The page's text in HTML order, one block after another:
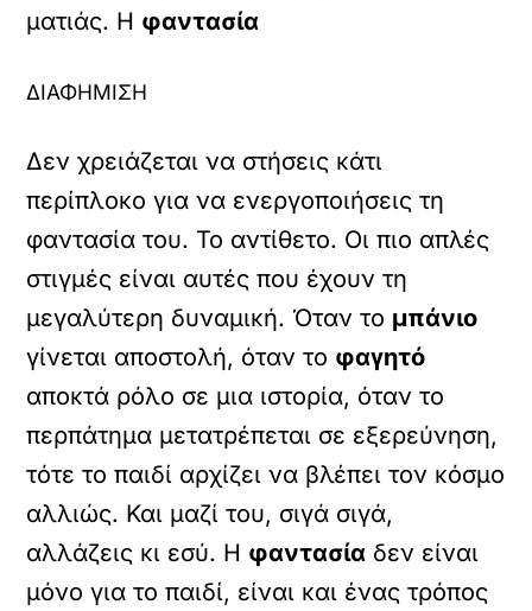
ματιάς. Η φαντασία
ΔΙΑΦΗΜΙΣΗ
Δεν χρειάζεται να στήσεις κάτι
περίπλοκο για να ενεργοποιήσεις τη
φαντασία του. Το αντίθετο. Οι πιο απλές
στιγμές είναι αυτές που έχουν τη
μεγαλύτερη δυναμική. Όταν το μπάνιο
γίνεται αποστολή, όταν το φαγητό
αποκτά ρόλο σε μια ιστορία, όταν το
περπάτημα μετατρέπεται σε εξερεύνηση,
τότε το παιδί αρχίζει να βλέπει τον κόσμο
αλλιώς. Και μαζί του, σιγά σιγά,
αλλάζεις κι εσύ. Η φαντασία δεν είναι
μόνο για το παιδί, είναι και ένας τρόπος